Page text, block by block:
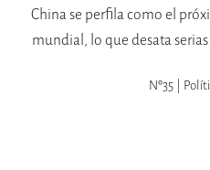
China se perfila como el
mundial, lo que desata
Nº35 |